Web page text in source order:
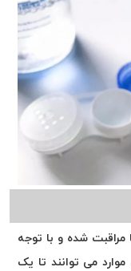
مراقبت شده و با توجه
می توانند تا یک